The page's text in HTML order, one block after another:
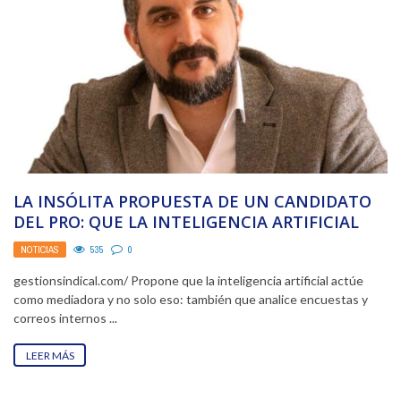
LA INSÓLITA PROPUESTA DE UN CANDIDATO
DEL PRO: QUE LA INTELIGENCIA ARTIFICIAL
RESUELVA LOS JUICIOS ...
NOTICIAS 535 0
gestionsindical.com/ Propone que la inteligencia artificial actúe
como mediadora y no solo eso: también que analice encuestas y
correos internos ...
LEER MÁS